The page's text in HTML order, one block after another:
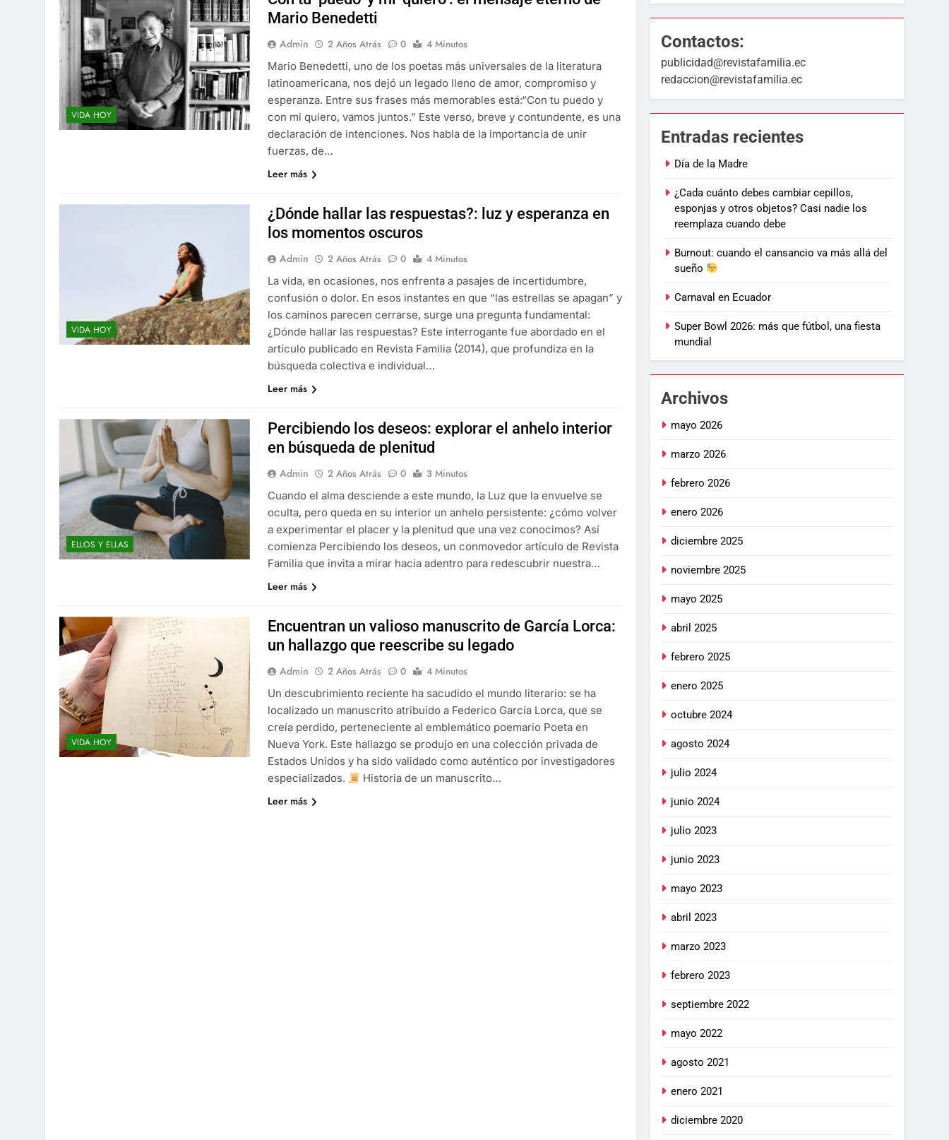
VIDA HOY
Mario Benedetti
Admin 2 Años Atrás 0
4 Minutos
Mario Benedetti, uno de los poetas más universales de la literatura
latinoamericana, nos dejó un legado lleno de amor, compromiso y
esperanza. Entre sus frases más memorables está:“Con tu puedo y
con mi quiero, vamos juntos.” Este verso, breve y contundente, es una
declaración de intenciones. Nos habla de la importancia de unir
fuerzas, de…
Leer más
VIDA HOY
¿Dónde hallar las respuestas?: luz y esperanza en
los momentos oscuros
Admin 2 Años Atrás 0
4 Minutos
La vida, en ocasiones, nos enfrenta a pasajes de incertidumbre,
confusión o dolor. En esos instantes en que “las estrellas se apagan” y
los caminos parecen cerrarse, surge una pregunta fundamental:
¿Dónde hallar las respuestas? Este interrogante fue abordado en el
artículo publicado en Revista Familia (2014), que profundiza en la
búsqueda colectiva e individual…
Leer más
ELLOS Y ELLAS
Percibiendo los deseos: explorar el anhelo interior
en búsqueda de plenitud
Admin 2 Años Atrás 0
3 Minutos
Cuando el alma desciende a este mundo, la Luz que la envuelve se
oculta, pero queda en su interior un anhelo persistente: ¿cómo volver
a experimentar el placer y la plenitud que una vez conocimos? Así
comienza Percibiendo los deseos, un conmovedor artículo de Revista
Familia que invita a mirar hacia adentro para redescubrir nuestra…
Leer más
VIDA HOY
Encuentran un valioso manuscrito de García Lorca:
un hallazgo que reescribe su legado
Admin 2 Años Atrás 0
4 Minutos
Un descubrimiento reciente ha sacudido el mundo literario: se ha
localizado un manuscrito atribuido a Federico García Lorca, que se
creía perdido, perteneciente al emblemático poemario Poeta en
Nueva York. Este hallazgo se produjo en una colección privada de
Estados Unidos y ha sido validado como auténtico por investigadores
especializados.
Historia de un manuscrito…
Leer más
Contactos:
publicidad@revistafamilia.ec
redaccion@revistafamilia.ec
Entradas recientes
Día de la Madre
¿Cada cuánto debes cambiar cepillos,
esponjas y otros objetos? Casi nadie los
reemplaza cuando debe
Burnout: cuando el cansancio va más allá del
sueño
Carnaval en Ecuador
Super Bowl 2026: más que fútbol, una fiesta
mundial
Archivos
mayo 2026
marzo 2026
febrero 2026
enero 2026
diciembre 2025
noviembre 2025
mayo 2025
abril 2025
febrero 2025
enero 2025
octubre 2024
agosto 2024
julio 2024
junio 2024
julio 2023
junio 2023
mayo 2023
abril 2023
marzo 2023
febrero 2023
septiembre 2022
mayo 2022
agosto 2021
enero 2021
diciembre 2020